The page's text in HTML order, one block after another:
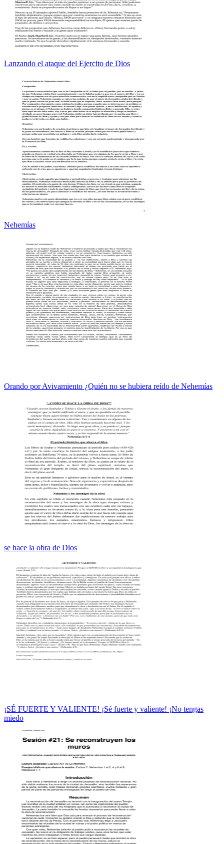
Lanzando el ataque del Ejercito de Dios
Nehemías
Orando por Avivamiento ¿Quién no se hubiera reído de Nehemías
se hace la obra de Dios
¡SÉ FUERTE Y VALIENTE! ¡Sé fuerte y valiente! ¡No tengas
miedo